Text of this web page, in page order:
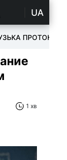
UA
ПРОТОКА
1 хв